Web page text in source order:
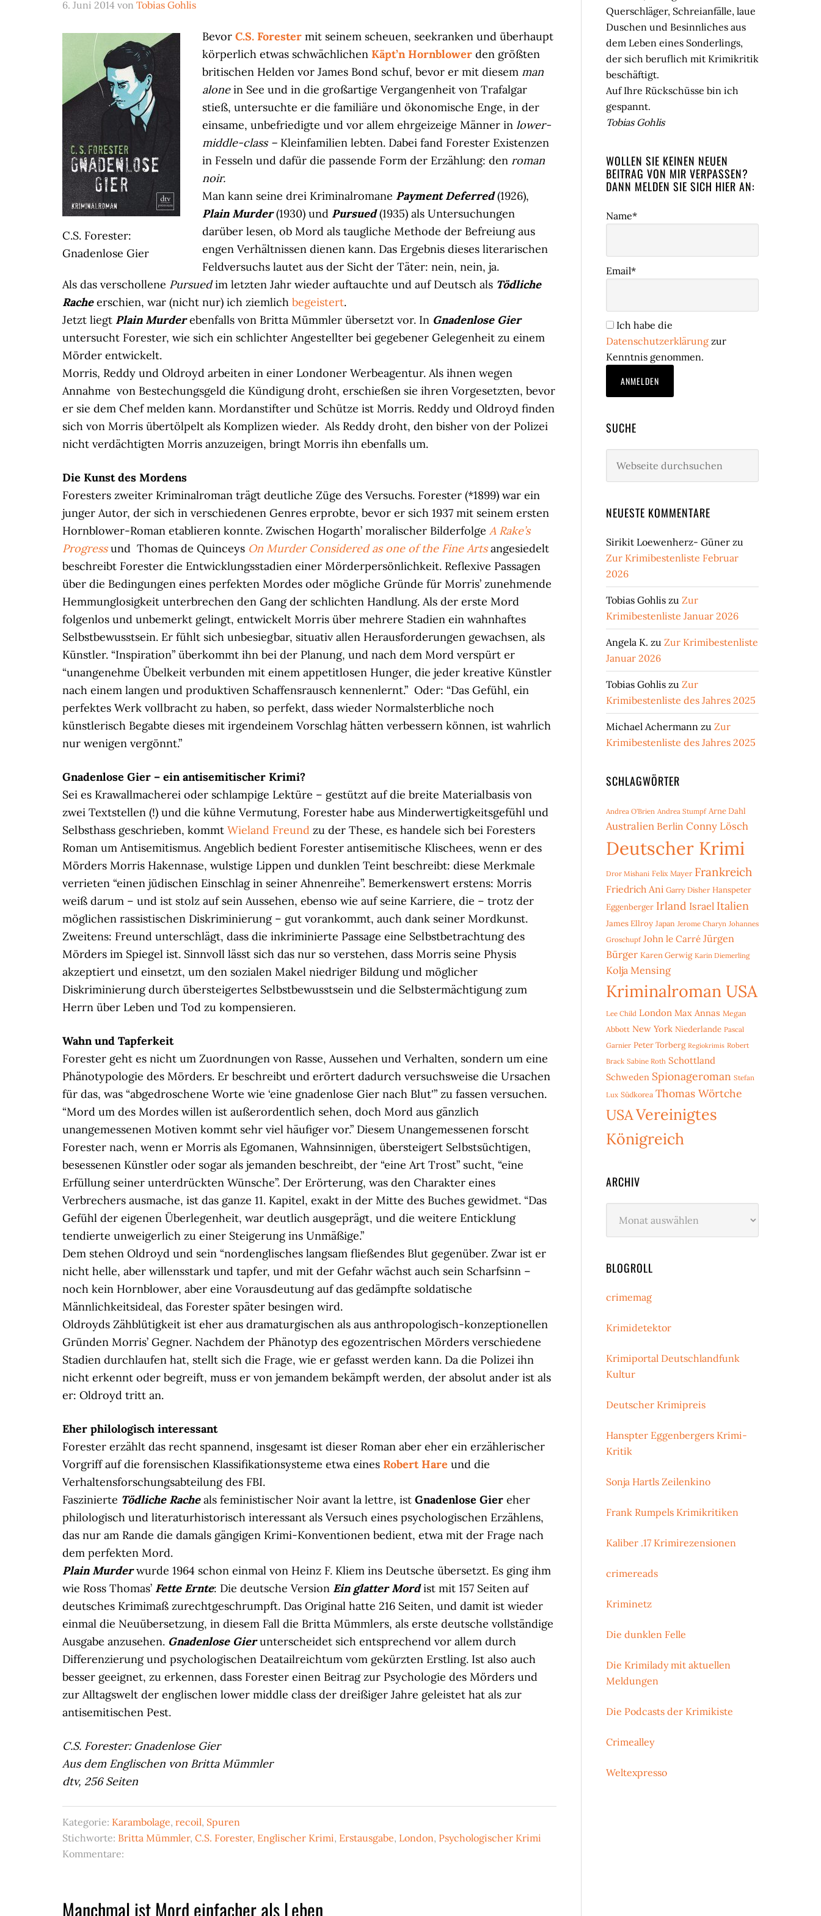
6. Juni 2014 von Tobias Gohlis
C.S. Forester:
Gnadenlose Gier
Bevor C.S. Forester mit seinem scheuen, seekranken und überhaupt
körperlich etwas schwächlichen Käpt’n Hornblower den größten
britischen Helden vor James Bond schuf, bevor er mit diesem man
alonein See und in die großartige Vergangenheit von Trafalgar
stieß, untersuchte er die familiäre und ökonomische Enge, in der
einsame, unbefriedigte und vor allem ehrgeizeige Männer in lower-
middle-class – Kleinfamilien lebten. Dabei fand Forester Existenzen
in Fesseln und dafür die passende Form der Erzählung: den roman
noir.
Man kann seine drei Kriminalromane Payment Deferred(1926),
Plain Murder(1930) und Pursued(1935) als Untersuchungen
darüber lesen, ob Mord als taugliche Methode der Befreiung aus
engen Verhältnissen dienen kann. Das Ergebnis dieses literarischen
Feldversuchs lautet aus der Sicht der Täter: nein, nein, ja.
Als das verschollene Pursuedim letzten Jahr wieder auftauchte und auf Deutsch als Tödliche
Racheerschien, war (nicht nur) ich ziemlich begeistert.
Jetzt liegt Plain Murderebenfalls von Britta Mümmler übersetzt vor. In Gnadenlose Gier
untersucht Forester, wie sich ein schlichter Angestellter bei gegebener Gelegenheit zu einem
Mörder entwickelt.
Morris, Reddy und Oldroyd arbeiten in einer Londoner Werbeagentur. Als ihnen wegen
Annahme von Bestechungsgeld die Kündigung droht, erschießen sie ihren Vorgesetzten, bevor
er sie dem Chef melden kann. Mordanstifter und Schütze ist Morris. Reddy und Oldroyd finden
sich von Morris übertölpelt als Komplizen wieder. Als Reddy droht, den bisher von der Polizei
nicht verdächtigten Morris anzuzeigen, bringt Morris ihn ebenfalls um.
Die Kunst des Mordens
Foresters zweiter Kriminalroman trägt deutliche Züge des Versuchs. Forester (*1899) war ein
junger Autor, der sich in verschiedenen Genres erprobte, bevor er sich 1937 mit seinem ersten
Hornblower-Roman etablieren konnte. Zwischen Hogarth’ moralischer Bilderfolge A Rake’s
Progressund Thomas de Quinceys On Murder Considered as one of the Fine Artsangesiedelt
beschreibt Forester die Entwicklungsstadien einer Mörderpersönlichkeit. Reflexive Passagen
über die Bedingungen eines perfekten Mordes oder mögliche Gründe für Morris’ zunehmende
Hemmunglosigkeit unterbrechen den Gang der schlichten Handlung. Als der erste Mord
folgenlos und unbemerkt gelingt, entwickelt Morris über mehrere Stadien ein wahnhaftes
Selbstbewusstsein. Er fühlt sich unbesiegbar, situativ allen Herausforderungen gewachsen, als
Künstler. “Inspiration” überkommt ihn bei der Planung, und nach dem Mord verspürt er
“unangenehme Übelkeit verbunden mit einem appetitlosen Hunger, die jeder kreative Künstler
nach einem langen und produktiven Schaffensrausch kennenlernt.” Oder: “Das Gefühl, ein
perfektes Werk vollbracht zu haben, so perfekt, dass wieder Normalsterbliche noch
künstlerisch Begabte dieses mit irgendeinem Vorschlag hätten verbessern können, ist wahrlich
nur wenigen vergönnt.”
Gnadenlose Gier – ein antisemitischer Krimi?
Sei es Krawallmacherei oder schlampige Lektüre – gestützt auf die breite Materialbasis von
zwei Textstellen (!) und die kühne Vermutung, Forester habe aus Minderwertigkeitsgefühl und
Selbsthass geschrieben, kommt Wieland Freund zu der These, es handele sich bei Foresters
Roman um Antisemitismus. Angeblich bedient Forester antisemitische Klischees, wenn er des
Mörders Morris Hakennase, wulstige Lippen und dunklen Teint beschreibt: diese Merkmale
verrieten “einen jüdischen Einschlag in seiner Ahnenreihe”. Bemerkenswert erstens: Morris
weiß darum – und ist stolz auf sein Aussehen, ebenso wie auf seine Karriere, die – trotz der
möglichen rassistischen Diskriminierung – gut vorankommt, auch dank seiner Mordkunst.
Zweitens: Freund unterschlägt, dass die inkriminierte Passage eine Selbstbetrachtung des
Mörders im Spiegel ist. Sinnvoll lässt sich das nur so verstehen, dass Morris seine Physis
akzeptiert und einsetzt, um den sozialen Makel niedriger Bildung und möglicher
Diskriminierung durch übersteigertes Selbstbewusstsein und die Selbstermächtigung zum
Herrn über Leben und Tod zu kompensieren.
Wahn und Tapferkeit
Forester geht es nicht um Zuordnungen von Rasse, Aussehen und Verhalten, sondern um eine
Phänotypologie des Mörders. Er beschreibt und erörtert dadurch versuchsweise die Ursachen
für das, was “abgedroschene Worte wie ‘eine gnadenlose Gier nach Blut'” zu fassen versuchen.
“Mord um des Mordes willen ist außerordentlich sehen, doch Mord aus gänzlich
unangemessenen Motiven kommt sehr viel häufiger vor.” Diesem Unangemessenen forscht
Forester nach, wenn er Morris als Egomanen, Wahnsinnigen, übersteigert Selbstsüchtigen,
besessenen Künstler oder sogar als jemanden beschreibt, der “eine Art Trost” sucht, “eine
Erfüllung seiner unterdrückten Wünsche”. Der Erörterung, was den Charakter eines
Verbrechers ausmache, ist das ganze 11. Kapitel, exakt in der Mitte des Buches gewidmet. “Das
Gefühl der eigenen Überlegenheit, war deutlich ausgeprägt, und die weitere Enticklung
tendierte unweigerlich zu einer Steigerung ins Unmäßige.”
Dem stehen Oldroyd und sein “nordenglisches langsam fließendes Blut gegenüber. Zwar ist er
nicht helle, aber willensstark und tapfer, und mit der Gefahr wächst auch sein Scharfsinn –
noch kein Hornblower, aber eine Vorausdeutung auf das gedämpfte soldatische
Männlichkeitsideal, das Forester später besingen wird.
Oldroyds Zähblütigkeit ist eher aus dramaturgischen als aus anthropologisch-konzeptionellen
Gründen Morris’ Gegner. Nachdem der Phänotyp des egozentrischen Mörders verschiedene
Stadien durchlaufen hat, stellt sich die Frage, wie er gefasst werden kann. Da die Polizei ihn
nicht erkennt oder begreift, muss er von jemandem bekämpft werden, der absolut ander ist als
er: Oldroyd tritt an.
Eher philologisch interessant
Forester erzählt das recht spannend, insgesamt ist dieser Roman aber eher ein erzählerischer
Vorgriff auf die forensischen Klassifikationsysteme etwa eines Robert Hare und die
Verhaltensforschungsabteilung des FBI.
Faszinierte Tödliche Racheals feministischer Noir avant la lettre, ist Gnadenlose Gier eher
philologisch und literaturhistorisch interessant als Versuch eines psychologischen Erzählens,
das nur am Rande die damals gängigen Krimi-Konventionen bedient, etwa mit der Frage nach
dem perfekten Mord.
Plain Murderwurde 1964 schon einmal von Heinz F. Kliem ins Deutsche übersetzt. Es ging ihm
wie Ross Thomas’ Fette Ernte: Die deutsche Version Ein glatter Mordist mit 157 Seiten auf
deutsches Krimimaß zurechtgeschrumpft. Das Original hatte 216 Seiten, und damit ist wieder
einmal die Neuübersetzung, in diesem Fall die Britta Mümmlers, als erste deutsche vollständige
Ausgabe anzusehen. Gnadenlose Gierunterscheidet sich entsprechend vor allem durch
Differenzierung und psychologischen Deatailreichtum vom gekürzten Erstling. Ist also auch
besser geeignet, zu erkennen, dass Forester einen Beitrag zur Psychologie des Mörders und
zur Alltagswelt der englischen lower middle class der dreißiger Jahre geleistet hat als zur
antisemitischen Pest.
C.S. Forester: Gnadenlose Gier
Aus dem Englischen von Britta Mümmler
dtv, 256 Seiten
Kategorie: Karambolage, recoil, Spuren
Stichworte: Britta Mümmler, C.S. Forester, Englischer Krimi, Erstausgabe, London, Psychologischer Krimi
Kommentare:
Manchmal ist Mord einfacher als Leben
Querschläger, Schreianfälle, laue
Duschen und Besinnliches aus
dem Leben eines Sonderlings,
der sich beruflich mit Krimikritik
beschäftigt.
Auf Ihre Rückschüsse bin ich
gespannt.
Tobias Gohlis
WOLLEN SIE KEINEN NEUEN
BEITRAG VON MIR VERPASSEN?
DANN MELDEN SIE SICH HIER AN:
Name*
Email*
Ich habe die
Datenschutzerklärung zur
Kenntnis genommen.
SUCHE
durchsuchen
NEUESTE KOMMENTARE
Sirikit Loewenherz- Güner zu
Zur Krimibestenliste Februar
2026
Tobias Gohlis zu Zur
Krimibestenliste Januar 2026
Angela K. zu Zur Krimibestenliste
Januar 2026
Tobias Gohlis zu Zur
Krimibestenliste des Jahres 2025
Michael Achermann zu Zur
Krimibestenliste des Jahres 2025
SCHLAGWÖRTER
Andrea O'Brien Andrea Stumpf Arne Dahl
Australien Berlin Conny Lösch
Deutscher Krimi
Dror Mishani Felix Mayer Frankreich
Friedrich Ani Garry Disher Hanspeter
Eggenberger Irland Israel Italien
James Ellroy Japan Jerome Charyn Johannes
Groschupf John le Carré Jürgen
Bürger Karen Gerwig Karin Diemerling
Kolja Mensing
Kriminalroman USA
Lee Child London Max Annas Megan
Abbott New York Niederlande Pascal
Garnier Peter Torberg Regiokrimis Robert
Brack Sabine Roth Schottland
Schweden Spionageroman Stefan
Lux Südkorea Thomas Wörtche
USAVereinigtes
Königreich
ARCHIV
BLOGROLL
crimemag
Krimidetektor
Krimiportal Deutschlandfunk
Kultur
Deutscher Krimipreis
Hanspter Eggenbergers Krimi-
Kritik
Sonja Hartls Zeilenkino
Frank Rumpels Krimikritiken
Kaliber .17 Krimirezensionen
crimereads
Kriminetz
Die dunklen Felle
Die Krimilady mit aktuellen
Meldungen
Die Podcasts der Krimikiste
Crimealley
Weltexpresso